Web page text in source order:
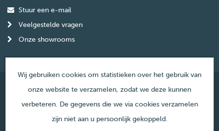
Stuur een e-mail
Veelgestelde vragen
Onze showrooms
© Copyright Haardencentrum Nederland
Wij gebruiken cookies om statistieken over het gebruik van
onze website te verzamelen, zodat we deze kunnen
verbeteren. De gegevens die we via cookies verzamelen
zijn niet aan u persoonlijk gekoppeld.